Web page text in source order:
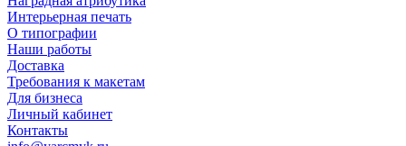
Интерьерная печать
О типографии
Наши работы
Доставка
Требования к макетам
Для бизнеса
Личный кабинет
Контакты